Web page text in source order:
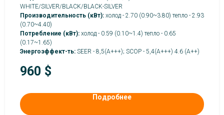
WHITE/SILVER/BLACK/BLACK-SILVER
Производительность (кВт): холод - 2.70 (0.90~3.80) тепло - 2.93
(0.70~4.40)
Потребление (кВт): холод - 0.59 (0.10~1.4) тепло - 0.65
(0.17~1.65)
Энергоэффект-ть: SEER - 8,5(А+++); SCOP - 5,4(А+++) 4.6 (A++)
960 $
Подробнее